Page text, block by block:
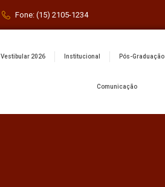
Fone: (15) 2105-1234
Vestibular 2026 Institucional Pós-Graduação
Comunicação